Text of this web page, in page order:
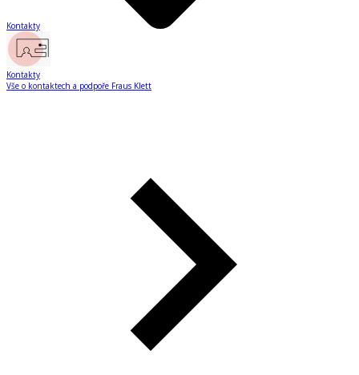
Kontakty
Kontakty
Vše o kontaktech a podpoře Fraus Klett